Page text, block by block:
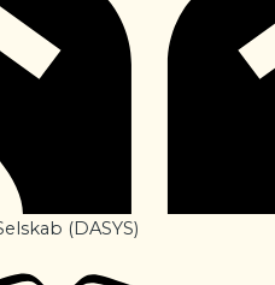
(DASYS)